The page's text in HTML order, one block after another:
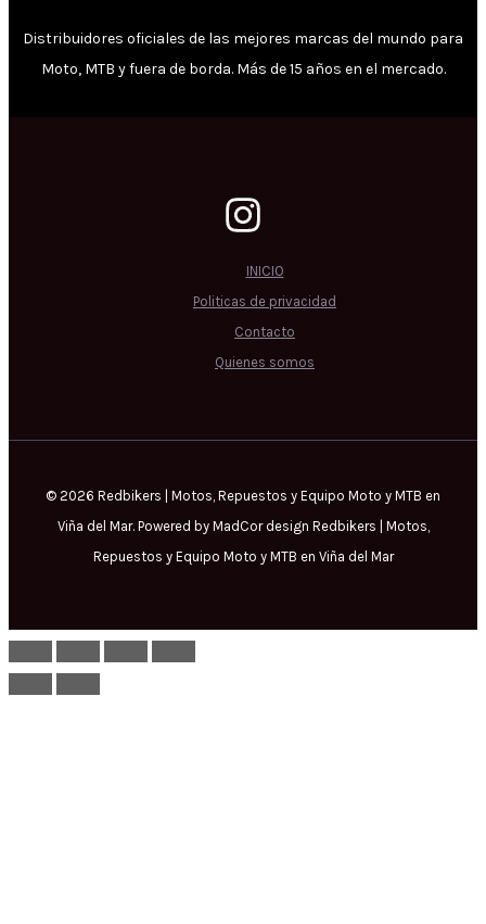
Distribuidores oficiales de las mejores marcas del mundo para
Moto, MTB y fuera de borda. Más de 15 años en el mercado.
INICIO
Politicas de privacidad
Contacto
Quienes somos
© 2026 Redbikers | Motos, Repuestos y Equipo Moto y MTB en
Viña del Mar. Powered by MadCor design Redbikers | Motos,
Repuestos y Equipo Moto y MTB en Viña del Mar